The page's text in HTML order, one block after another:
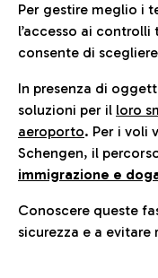
Per gestire meglio i
l’accesso ai controlli
consente di
In presenza di
soluzioni per il loro
aeroporto. Per i voli
Schengen, il
immigrazione e
Conoscere queste
sicurezza e a